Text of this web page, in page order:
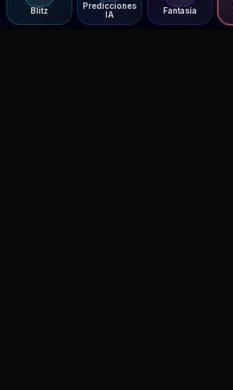
Blitz
Predicciones
IA
Fantasía